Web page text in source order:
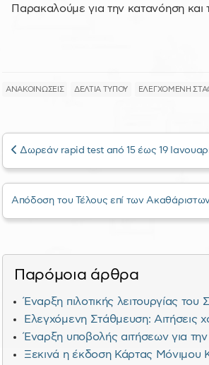
Παρακαλούμε για την κατανόηση και
ΑΝΑΚΟΙΝΩΣΕΙΣ ΔΕΛΤΙΑ ΤΥΠΟΥ ΕΛΕΓΧΟΜΕΝΗ
Δωρεάν rapid test από 15 έως 19
Απόδοση του Τέλους επί των
Παρόμοια άρθρα
Έναρξη πιλοτικής λειτουργίας
Ελεγχόμενη Στάθμευση: Αιτήσεις
Έναρξη υποβολής αιτήσεων για
Ξεκινά η έκδοση Κάρτας Μόνιμου